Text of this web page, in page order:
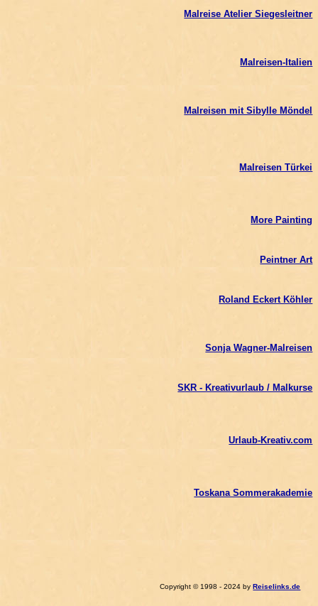
Malreise Atelier Siegesleitner
Malreisen-Italien
Malreisen mit Sibylle Möndel
Malreisen Türkei
More Painting
Peintner Art
Roland Eckert Köhler
Sonja Wagner-Malreisen
SKR - Kreativurlaub / Malkurse
Urlaub-Kreativ.com
Toskana Sommerakademie
Copyright © 1998 - 2024 byReiselinks.de